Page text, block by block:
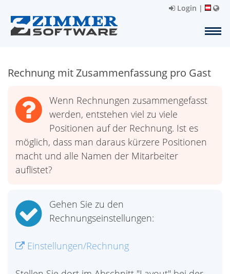
Login |
Rechnung mit Zusammenfassung pro Gast
Wenn Rechnungen zusammengefasst
werden, entstehen viel zu viele
Positionen auf der Rechnung. Ist es
möglich, dass man daraus kürzere Positionen
macht und alle Namen der Mitarbeiter
auflistet?
Gehen Sie zu den
Rechnungseinstellungen:
Einstellungen/Rechnung